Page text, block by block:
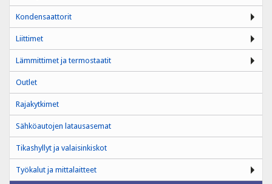
Kondensaattorit
Liittimet
Lämmittimet ja termostaatit
Outlet
Rajakytkimet
Sähköautojen latausasemat
Tikashyllyt ja valaisinkiskot
Työkalut ja mittalaitteet